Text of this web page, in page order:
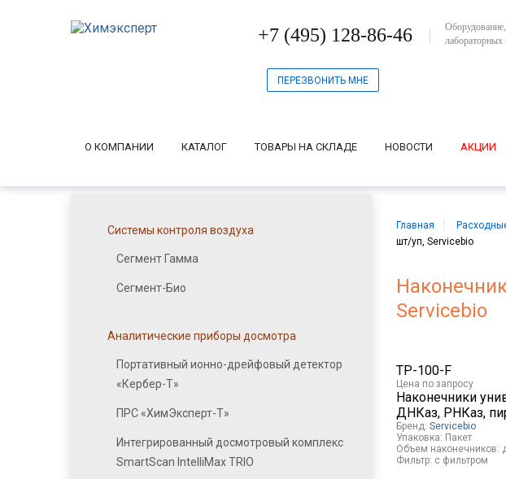
+7 (495) 128-86-46
ПЕРЕЗВОНИТЬ МНЕ
лабораторных
О КОМПАНИИ КАТАЛОГ ТОВАРЫ НА СКЛАДЕ НОВОСТИ АКЦИИ
Системы контроля воздуха
Сегмент Гамма
Сегмент-Био
Аналитические приборы досмотра
Портативный ионно-дрейфовый детектор
«Кербер-Т»
ПРС «ХимЭксперт-Т»
Интегрированный досмотровый комплекс
SmartScan IntelliMax TRIO
Главная
шт/уп, Servicebio
Servicebio
TP-100-F
Цена по запросу
Наконечники
ДНКаз, РНКаз,
Бренд: Servicebio
Упаковка: Пакет
Объем наконечников:
Фильтр: с фильтром